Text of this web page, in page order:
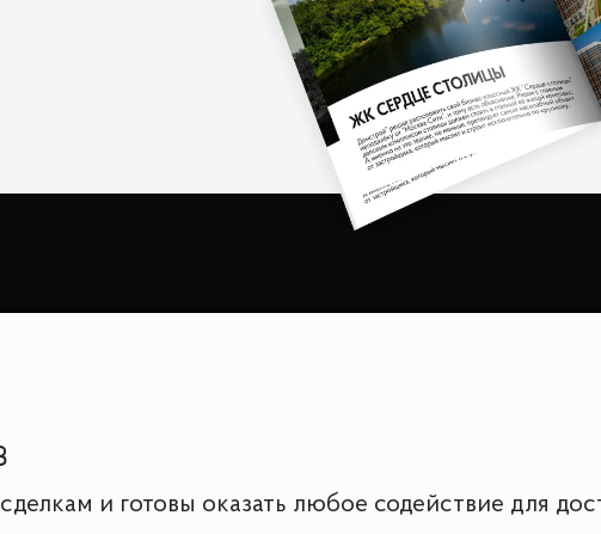
и готовы оказать любое содействие для